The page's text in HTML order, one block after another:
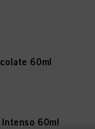
60ml
Intenso 60ml